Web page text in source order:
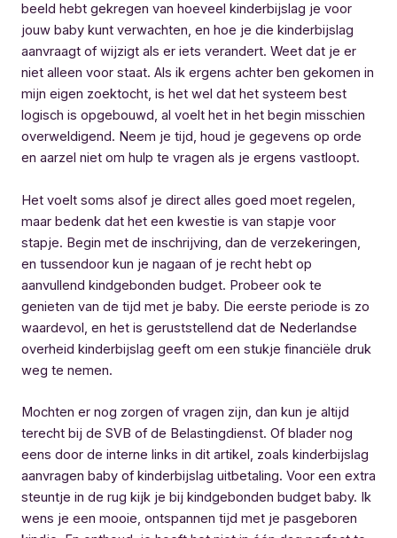
beeld hebt gekregen van hoeveel kinderbijslag je voor
jouw baby kunt verwachten, en hoe je die kinderbijslag
aanvraagt of wijzigt als er iets verandert. Weet dat je er
niet alleen voor staat. Als ik ergens achter ben gekomen in
mijn eigen zoektocht, is het wel dat het systeem best
logisch is opgebouwd, al voelt het in het begin misschien
overweldigend. Neem je tijd, houd je gegevens op orde
en aarzel niet om hulp te vragen als je ergens vastloopt.
Het voelt soms alsof je direct alles goed moet regelen,
maar bedenk dat het een kwestie is van stapje voor
stapje. Begin met de inschrijving, dan de verzekeringen,
en tussendoor kun je nagaan of je recht hebt op
aanvullend kindgebonden budget. Probeer ook te
genieten van de tijd met je baby. Die eerste periode is zo
waardevol, en het is geruststellend dat de Nederlandse
overheid kinderbijslag geeft om een stukje financiële druk
weg te nemen.
Mochten er nog zorgen of vragen zijn, dan kun je altijd
terecht bij de SVB of de Belastingdienst. Of blader nog
eens door de interne links in dit artikel, zoals kinderbijslag
aanvragen baby of kinderbijslag uitbetaling. Voor een extra
steuntje in de rug kijk je bij kindgebonden budget baby. Ik
wens je een mooie, ontspannen tijd met je pasgeboren